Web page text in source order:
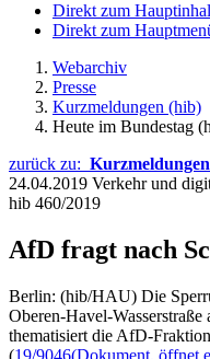
Direkt zum
Direkt zum
Webarchiv
Presse
Kurzmeldungen (hib)
Heute im Bundestag
zurück zu:
24.04.2019 Verkehr und
hib 460/2019
AfD fragt nach
Berlin: (hib/HAU) Die
Oberen-Havel-
thematisiert die AfD-
(19/9046(Dokument, öffnet